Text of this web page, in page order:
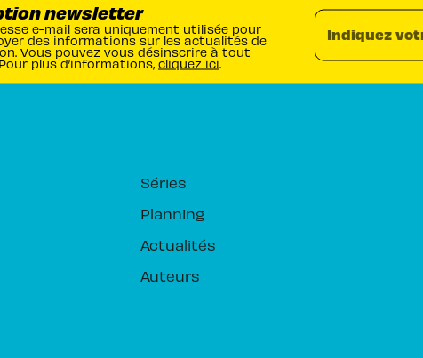
newsletter
e-mail sera uniquement utilisée pour
des informations sur les actualités de
Vous pouvez vous désinscrire à tout
plus d’informations, cliquez ici
Indiquez
Séries
Planning
Actualités
Auteurs